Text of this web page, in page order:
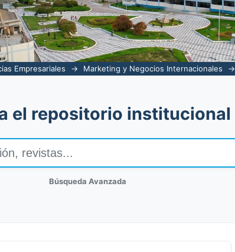
Empresariales → Marketing y Negocios Internacionales →
el repositorio institucional
Búsqueda Avanzada